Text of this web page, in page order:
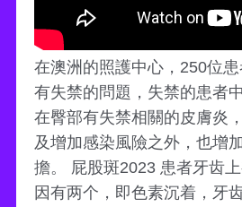
在澳洲的照護中心，250位
有失禁的問題，失禁的患者
在臀部有失禁相關的皮膚炎
及增加感染風險之外，也增
擔。 屁股斑2023 患者牙齿
因有两个，即色素沉着，牙